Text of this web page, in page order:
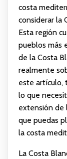
costa
considerar la
Esta región
pueblos más
de la Costa
realmente
este artículo,
lo que
extensión de
que puedas
la costa
La Costa